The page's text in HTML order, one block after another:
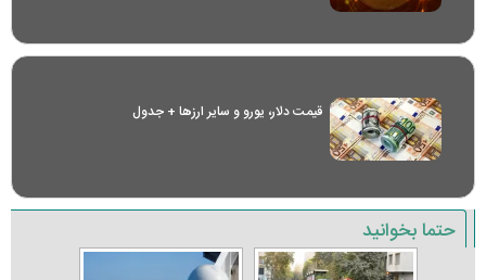
قیمت دلار، یورو و سایر ارز‌ها + جدول
حتما بخوانید